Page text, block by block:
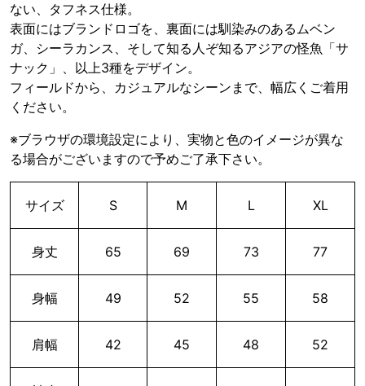
ない、タフネス仕様。
表面にはブランドロゴを、裏面には馴染みのあるムベン
ガ、シーラカンス、そして知る人ぞ知るアジアの怪魚「サ
ナック」、以上3種をデザイン。
フィールドから、カジュアルなシーンまで、幅広くご着用
ください。
※ブラウザの環境設定により、実物と色のイメージが異な
る場合がございますので予めご了承下さい。
サイズ S M L XL
身丈 65 69 73 77
身幅 49 52 55 58
肩幅 42 45 48 52